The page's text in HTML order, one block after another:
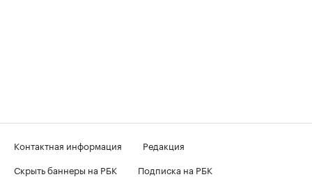
Контактная информация
Редакция
Скрыть баннеры на РБК
Подписка на РБК